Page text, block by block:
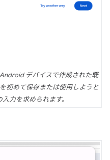
デバイスで作成された既
初めて保存または使用しようと
力を求められます。